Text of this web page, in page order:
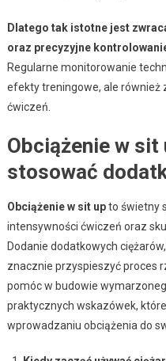
Dlatego tak istotne jest
oraz precyzyjne
Regularne monitorowanie
efekty treningowe, ale również
ćwiczeń.
Obciążenie w sit
stosować
Obciążenie w sit upto świetny
intensywności ćwiczeń oraz
Dodanie dodatkowych
znacznie przyspieszyć proces
pomóc w budowie
praktycznych wskazówek,
wprowadzaniu obciążenia do